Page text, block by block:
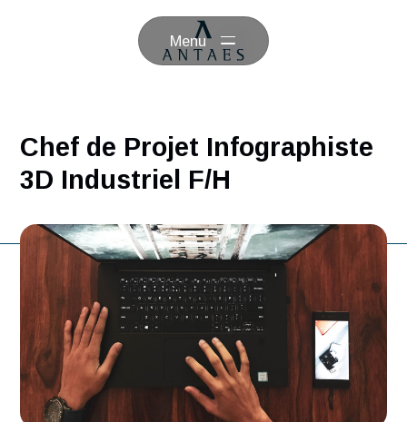
Menu
Chef de Projet
3D Industriel F/H